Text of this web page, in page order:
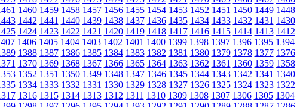
1460 1459 1458 1457 1456 1455 1454 1453 1452 1451 1450 1449 1448
1442 1441 1440 1439 1438 1437 1436 1435 1434 1433 1432 1431 1430
1424 1423 1422 1421 1420 1419 1418 1417 1416 1415 1414 1413 1412
1406 1405 1404 1403 1402 1401 1400 1399 1398 1397 1396 1395 1394
1388 1387 1386 1385 1384 1383 1382 1381 1380 1379 1378 1377 1376
1370 1369 1368 1367 1366 1365 1364 1363 1362 1361 1360 1359 1358
1352 1351 1350 1349 1348 1347 1346 1345 1344 1343 1342 1341 1340
1334 1333 1332 1331 1330 1329 1328 1327 1326 1325 1324 1323 1322
1316 1315 1314 1313 1312 1311 1310 1309 1308 1307 1306 1305 1304